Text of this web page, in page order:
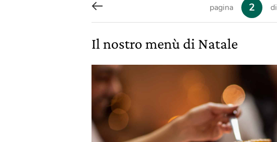
pagina 2
Il nostro menù di Natale